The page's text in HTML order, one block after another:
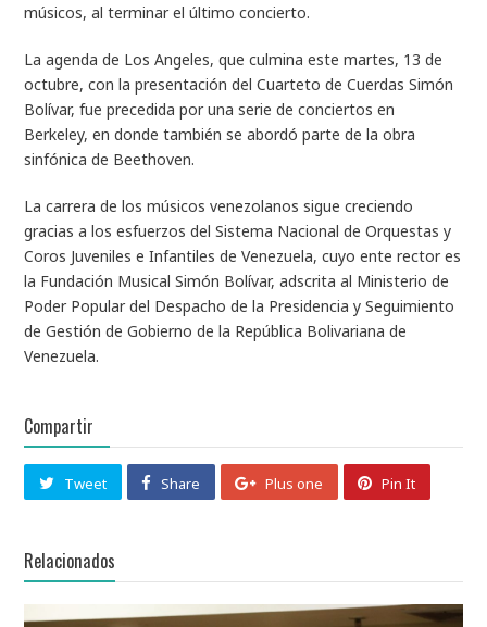
músicos, al terminar el último concierto.
La agenda de Los Angeles, que culmina este martes, 13 de
octubre, con la presentación del Cuarteto de Cuerdas Simón
Bolívar, fue precedida por una serie de conciertos en
Berkeley, en donde también se abordó parte de la obra
sinfónica de Beethoven.
La carrera de los músicos venezolanos sigue creciendo
gracias a los esfuerzos del Sistema Nacional de Orquestas y
Coros Juveniles e Infantiles de Venezuela, cuyo ente rector es
la Fundación Musical Simón Bolívar, adscrita al Ministerio de
Poder Popular del Despacho de la Presidencia y Seguimiento
de Gestión de Gobierno de la República Bolivariana de
Venezuela.
Compartir
Tweet Share Plus one Pin It
Relacionados